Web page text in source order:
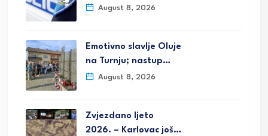
August 8, 2026
Emotivno slavlje Oluje
na Turnju; nastup…
August 8, 2026
Zvjezdano ljeto
2026. – Karlovac još…